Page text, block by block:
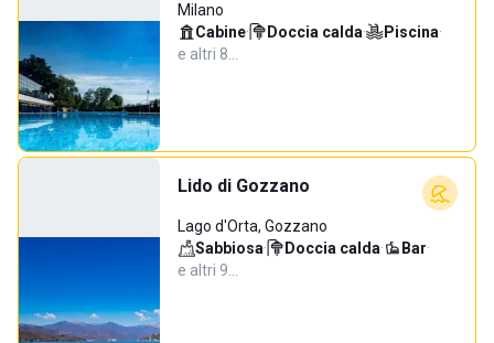
Milano
Cabine· Doccia calda· Piscina·
e altri 8…
Lido di Gozzano
Lago d'Orta, Gozzano
Sabbiosa· Doccia calda· Bar·
e altri 9…